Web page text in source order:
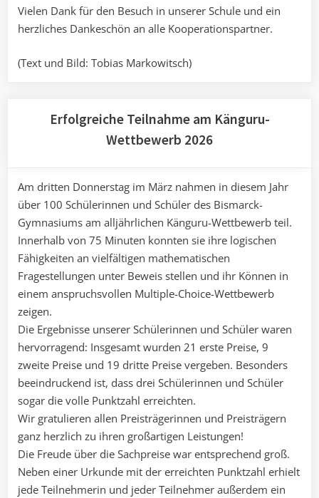
Vielen Dank für den Besuch in unserer Schule und ein
herzliches Dankeschön an alle Kooperationspartner.
(Text und Bild: Tobias Markowitsch)
Erfolgreiche Teilnahme am Känguru-
Wettbewerb 2026
Am dritten Donnerstag im März nahmen in diesem Jahr
über 100 Schülerinnen und Schüler des Bismarck-
Gymnasiums am alljährlichen Känguru-Wettbewerb teil.
Innerhalb von 75 Minuten konnten sie ihre logischen
Fähigkeiten an vielfältigen mathematischen
Fragestellungen unter Beweis stellen und ihr Können in
einem anspruchsvollen Multiple-Choice-Wettbewerb
zeigen.
Die Ergebnisse unserer Schülerinnen und Schüler waren
hervorragend: Insgesamt wurden 21 erste Preise, 9
zweite Preise und 19 dritte Preise vergeben. Besonders
beeindruckend ist, dass drei Schülerinnen und Schüler
sogar die volle Punktzahl erreichten.
Wir gratulieren allen Preisträgerinnen und Preisträgern
ganz herzlich zu ihren großartigen Leistungen!
Die Freude über die Sachpreise war entsprechend groß.
Neben einer Urkunde mit der erreichten Punktzahl erhielt
jede Teilnehmerin und jeder Teilnehmer außerdem ein